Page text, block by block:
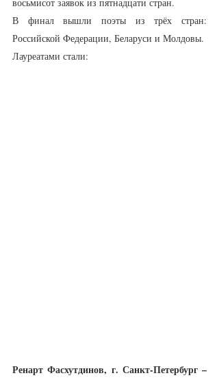
восьмисот заявок из пятнадцати стран.
В финал вышли поэты из трёх стран:
Российской Федерации, Беларуси и Молдовы.
Лауреатами стали:
Ренарт Фасхутдинов, г. Санкт-Петербург –